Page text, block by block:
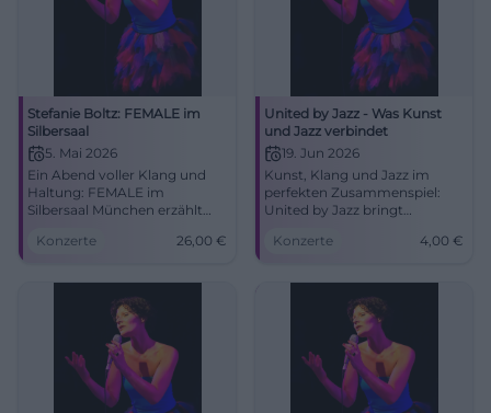
Stefanie Boltz: FEMALE im
Silbersaal
5. Mai 2026
Ein Abend voller Klang und
Haltung: FEMALE im
Silbersaal München erzählt
Bühnenerlebnis. 05.05.2026,
Konzerte 26,00 €
United by Jazz - Was Kunst
und Jazz verbindet
19. Jun 2026
Kunst, Klang und Jazz im
perfekten Zusammenspiel:
United by Jazz bringt
Schwingen. Ab 4 Euro, 15 bis
#München #Jazz
Konzerte 4,00 €